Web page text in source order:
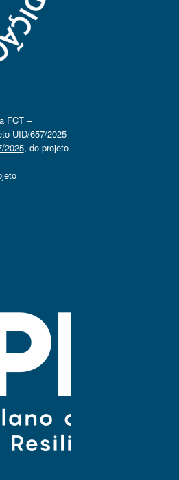
FCT –
UID/657/2025
2025, do projeto